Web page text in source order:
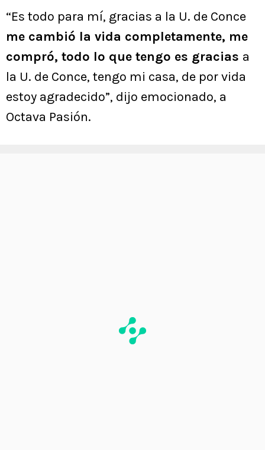
“Es todo para mí, gracias a la U. de Conce
me cambió la vida completamente, me
compró, todo lo que tengo es gracias a
la U. de Conce, tengo mi casa, de por vida
estoy agradecido”, dijo emocionado, a
Octava Pasión.